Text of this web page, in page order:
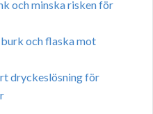
och minska risken för
och flaska mot
dryckeslösning för